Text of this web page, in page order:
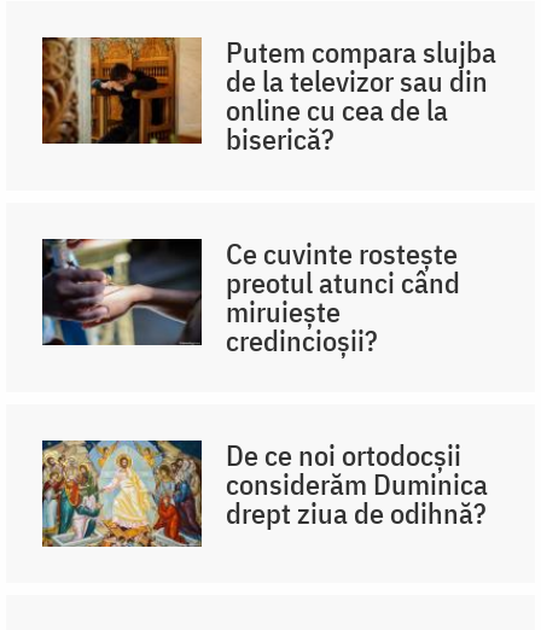
Putem compara slujba
de la televizor sau din
online cu cea de la
biserică?
Ce cuvinte rostește
preotul atunci când
miruiește
credincioșii?
De ce noi ortodocşii
considerăm Duminica
drept ziua de odihnă?